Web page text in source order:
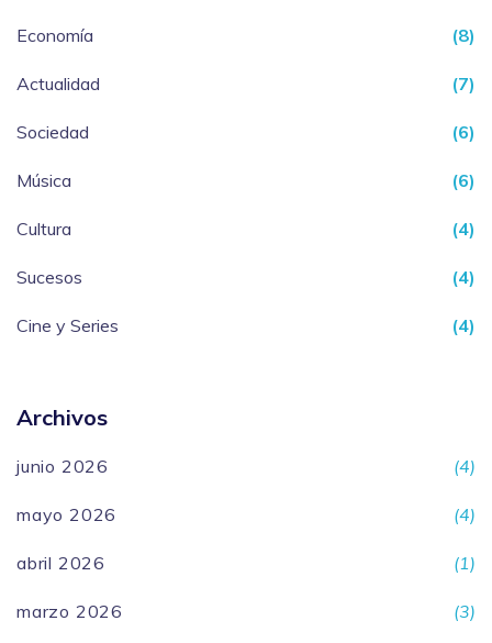
Economía (8)
Actualidad (7)
Sociedad (6)
Música (6)
Cultura (4)
Sucesos (4)
Cine y Series (4)
Archivos
junio 2026 (4)
mayo 2026 (4)
abril 2026 (1)
marzo 2026 (3)